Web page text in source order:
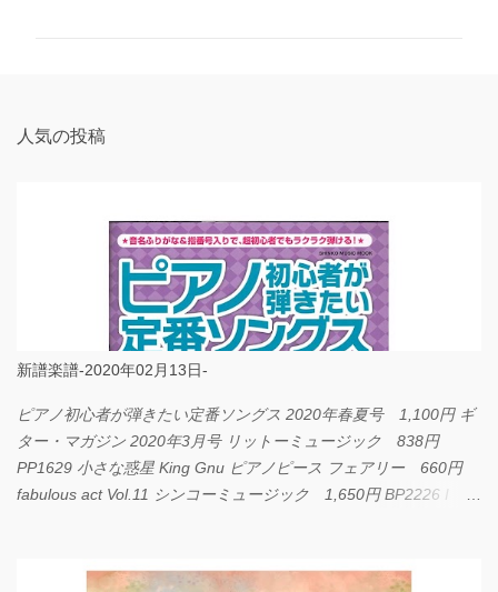
人気の投稿
新譜楽譜-2020年02月13日-
ピアノ初心者が弾きたい定番ソングス 2020年春夏号 1,100円 ギ
ター・マガジン 2020年3月号 リットーミュージック 838円
PP1629 小さな惑星 King Gnu ピアノピース フェアリー 660円
fabulous act Vol.11 シンコーミュージック 1,650円 BP2226 I